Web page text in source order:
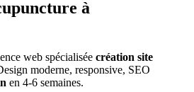
à
web spécialisée création site
moderne, responsive, SEO
en 4-6 semaines.